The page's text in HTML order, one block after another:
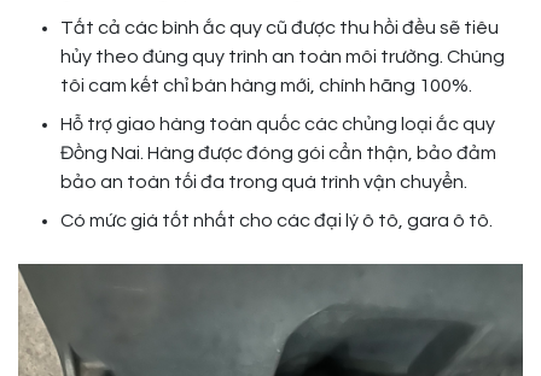
Tất cả các bình ắc quy cũ được thu hồi đều sẽ tiêu
hủy theo đúng quy trình an toàn môi trường. Chúng
tôi cam kết chỉ bán hàng mới, chính hãng 100%.
Hỗ trợ giao hàng toàn quốc các chủng loại ắc quy
Đồng Nai. Hàng được đóng gói cẩn thận, bảo đảm
bảo an toàn tối đa trong quá trình vận chuyển.
Có mức giá tốt nhất cho các đại lý ô tô, gara ô tô.